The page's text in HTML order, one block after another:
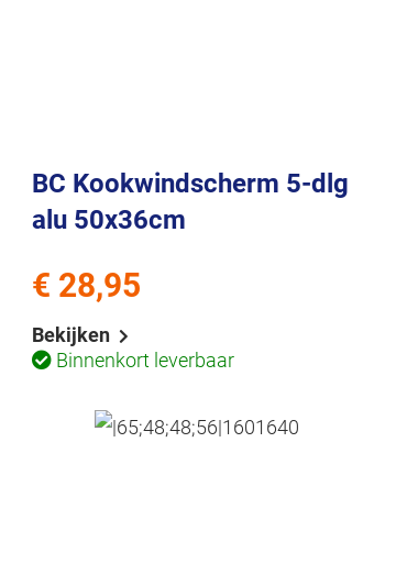
BC Kookwindscherm 5-dlg
alu 50x36cm
Bekijken
Binnenkort leverbaar
€ 28,95